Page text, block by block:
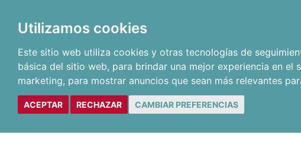
Utilizamos cookies
Este sitio web utiliza cookies y otras tecnologías de
básica del sitio web, para brindar una mejor experiencia en el
marketing, para mostrar anuncios que sean más relevantes
ACEPTAR RECHAZAR CAMBIAR PREFERENCIAS